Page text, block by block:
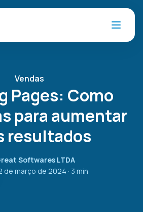
Vendas
Pages: Como
para aumentar
resultados
Softwares LTDA
de março de 2024 · 3 min